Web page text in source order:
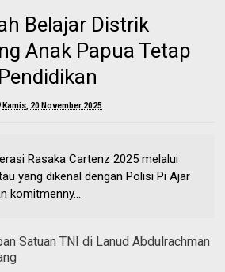
Belajar Distrik
Anak Papua Tetap
Kamis, 20 November 2025
Rasaka Cartenz 2025 melalui
yang dikenal dengan Polisi Pi Ajar
komitmenny...
Satuan TNI di Lanud Abdulrachman